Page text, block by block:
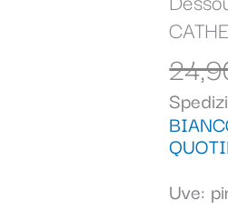
Uve: